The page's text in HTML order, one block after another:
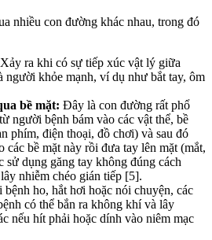
nhiều con đường khác nhau, trong đó
Xảy ra khi có sự tiếp xúc vật lý giữa
người khỏe mạnh, ví dụ như bắt tay, ôm
bề mặt: Đây là con đường rất phổ
người bệnh bám vào các vật thể, bề
phím, điện thoại, đồ chơi) và sau đó
các bề mặt này rồi đưa tay lên mặt (mắt,
dụng găng tay không đúng cách
nhiễm chéo gián tiếp [5].
ho, hắt hơi hoặc nói chuyện, các
có thể bắn ra không khí và lây
nếu hít phải hoặc dính vào niêm mạc